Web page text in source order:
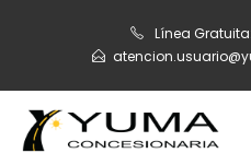
Línea Gratuita: